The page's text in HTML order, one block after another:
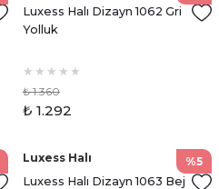
Luxess Halı Dizayn 1062 Gri
Yolluk
₺ 1.360
₺ 1.292
%5
Luxess Halı
Luxess Halı Dizayn 1063 Bej